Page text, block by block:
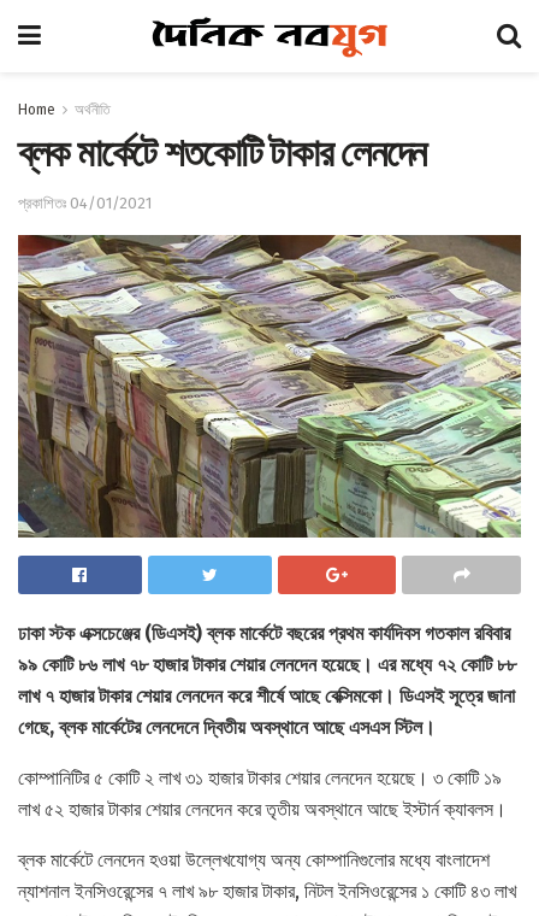
Home অর্থনীতি
ব্লক মার্কেটে শতকোটি টাকার লেনদেন
প্রকাশিতঃ 04/01/2021
ঢাকা স্টক এক্সচেঞ্জের (ডিএসই) ব্লক মার্কেটে বছরের প্রথম কার্যদিবস গতকাল রবিবার
৯৯ কোটি ৮৬ লাখ ৭৮ হাজার টাকার শেয়ার লেনদেন হয়েছে। এর মধ্যে ৭২ কোটি ৮৮
লাখ ৭ হাজার টাকার শেয়ার লেনদেন করে শীর্ষে আছে বেক্সিমকো। ডিএসই সূত্রে জানা
গেছে, ব্লক মার্কেটের লেনদেনে দ্বিতীয় অবস্থানে আছে এসএস স্টিল।
কোম্পানিটির ৫ কোটি ২ লাখ ৩১ হাজার টাকার শেয়ার লেনদেন হয়েছে। ৩ কোটি ১৯
লাখ ৫২ হাজার টাকার শেয়ার লেনদেন করে তৃতীয় অবস্থানে আছে ইস্টার্ন ক্যাবলস।
ব্লক মার্কেটে লেনদেন হওয়া উল্লেখযোগ্য অন্য কোম্পানিগুলোর মধ্যে বাংলাদেশ
ন্যাশনাল ইনসিওরেন্সের ৭ লাখ ৯৮ হাজার টাকার, নিটল ইনসিওরেন্সের ১ কোটি ৪৩ লাখ